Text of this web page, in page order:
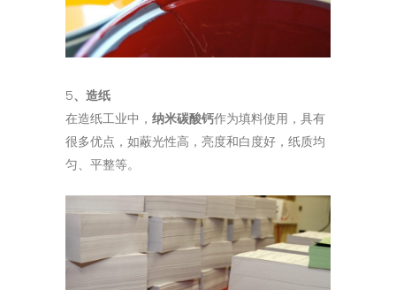
5、造纸
在造纸工业中， 纳米碳酸钙作为填料使用，具有
很多优点，如蔽光性高，亮度和白度好，纸质均
匀、平整等。